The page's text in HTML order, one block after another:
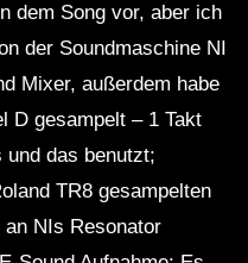
Episode 062
010 ||
dem Song vor, aber ich
der Soundmaschine NI
Mixer, außerdem habe
D gesampelt – 1 Takt
und das benutzt;
TR8 gesampelten
NIs Resonator